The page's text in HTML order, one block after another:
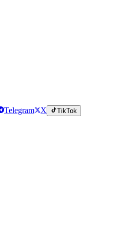
Telegram X TikTok